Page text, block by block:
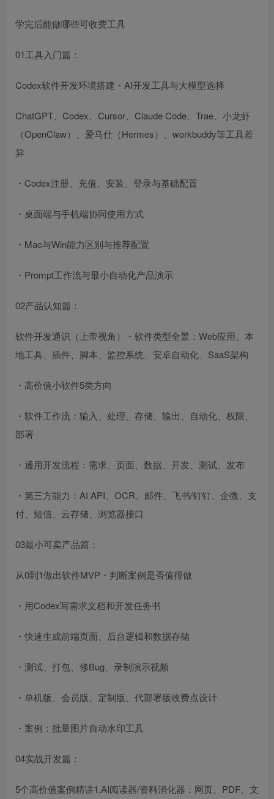
学完后能做哪些可收费工具
01工具入门篇：
Codex软件开发环境搭建・AI开发工具与大模型选择
ChatGPT、Codex、Cursor、Claude Code、Trae、小龙虾
（OpenClaw）、爱马仕（Hermes）、workbuddy等工具差
异
・Codex注册、充值、安装、登录与基础配置
・桌面端与手机端协同使用方式
・Mac与Win能力区别与推荐配置
・Prompt工作流与最小自动化产品演示
02产品认知篇：
软件开发通识（上帝视角）・软件类型全景：Web应用、本
地工具、插件、脚本、监控系统、安卓自动化、SaaS架构
・高价值小软件5类方向
・软件工作流：输入、处理、存储、输出、自动化、权限、
部署
・通用开发流程：需求、页面、数据、开发、测试、发布
・第三方能力：AI API、OCR、邮件、飞书/钉钉、企微、支
付、短信、云存储、浏览器接口
03最小可卖产品篇：
从0到1做出软件MVP・判断案例是否值得做
・用Codex写需求文档和开发任务书
・快速生成前端页面、后台逻辑和数据存储
・测试、打包、修Bug、录制演示视频
・单机版、会员版、定制版、代部署版收费点设计
・案例：批量图片自动水印工具
04实战开发篇：
5个高价值案例精讲1.AI阅读器/资料消化器：网页、PDF、文